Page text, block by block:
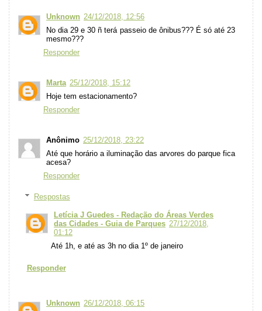
Unknown 24/12/2018, 12:56
No dia 29 e 30 ñ terá passeio de ônibus??? É só até 23
mesmo???
Responder
Marta 25/12/2018, 15:12
Hoje tem estacionamento?
Responder
Anônimo 25/12/2018, 23:22
Até que horário a iluminação das arvores do parque fica
acesa?
Responder
Respostas
Letícia J Guedes - Redação do Áreas Verdes
das Cidades - Guia de Parques 27/12/2018,
01:12
Até 1h, e até as 3h no dia 1º de janeiro
Responder
Unknown 26/12/2018, 06:15